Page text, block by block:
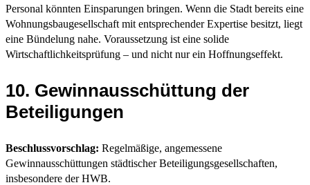
Personal könnten Einsparungen bringen. Wenn die Stadt bereits eine
Wohnungsbaugesellschaft mit entsprechender Expertise besitzt, liegt
eine Bündelung nahe. Voraussetzung ist eine solide
Wirtschaftlichkeitsprüfung – und nicht nur ein Hoffnungseffekt.
10. Gewinnausschüttung der
Beteiligungen
Beschlussvorschlag: Regelmäßige, angemessene
Gewinnausschüttungen städtischer Beteiligungsgesellschaften,
insbesondere der HWB.